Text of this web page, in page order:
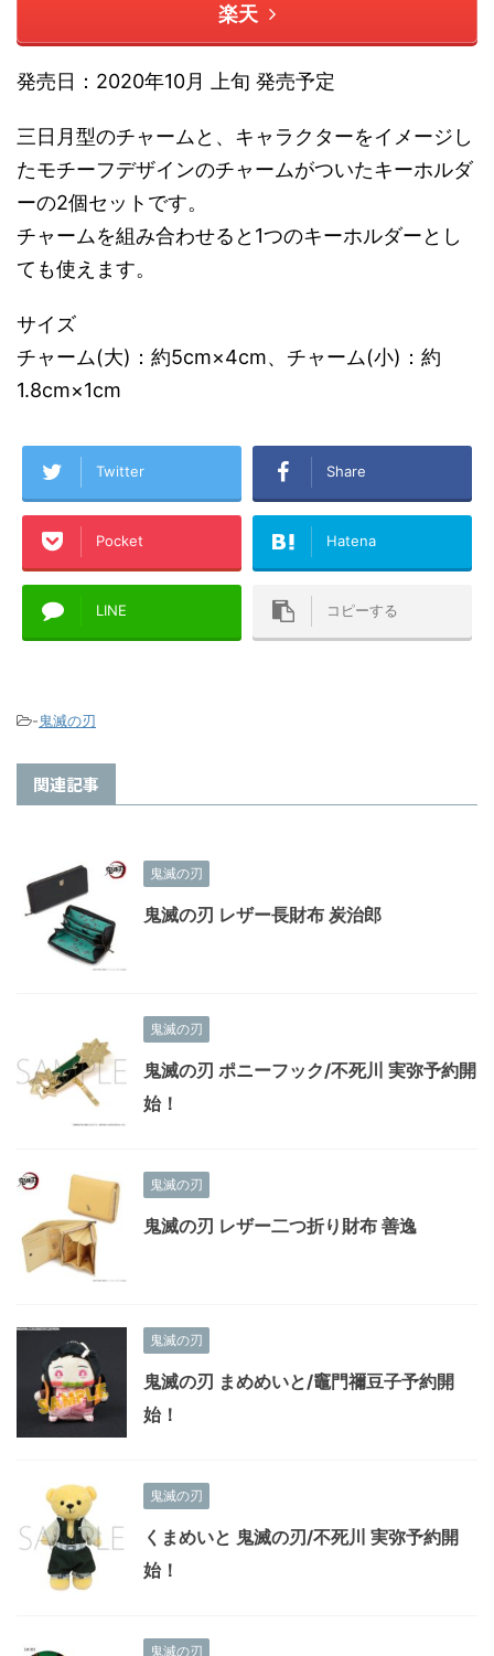
楽天
発売日：2020年10月 上旬 発売予定
三日月型のチャームと、キャラクターをイメージし
たモチーフデザインのチャームがついたキーホルダ
ーの2個セットです。
チャームを組み合わせると1つのキーホルダーとし
ても使えます。
サイズ
チャーム(大)：約5cm×4cm、チャーム(小)：約
1.8cm×1cm
Twitter Share
Pocket Hatena
LINE コピーする
-鬼滅の刃
関連記事
鬼滅の刃
鬼滅の刃 レザー長財布 炭治郎
鬼滅の刃
鬼滅の刃 ポニーフック/不死川 実弥予約開
始！
鬼滅の刃
鬼滅の刃 レザー二つ折り財布 善逸
鬼滅の刃
鬼滅の刃 まめめいと/竈門禰豆子予約開
始！
鬼滅の刃
くまめいと 鬼滅の刃/不死川 実弥予約開
始！
鬼滅の刃